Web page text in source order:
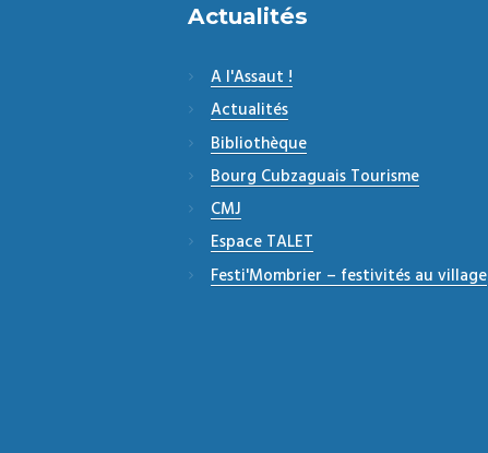
Actualités
A l'Assaut !
Actualités
Bibliothèque
Bourg Cubzaguais Tourisme
CMJ
Espace TALET
Festi'Mombrier – festivités au village